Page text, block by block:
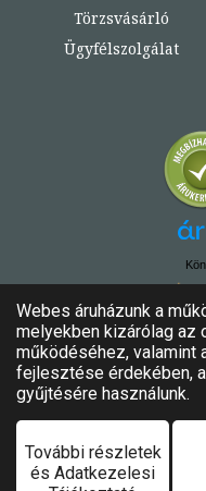
Törzsvásárló
Ügyfélszolgálat